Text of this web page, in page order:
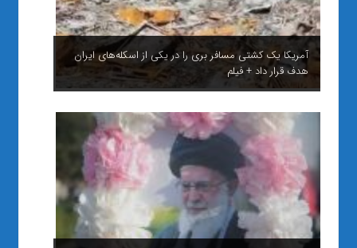
آمریکا یک کشتی مسافر بری را در یکی از اسکله‌های ایران
هدف قرار داد + فیلم